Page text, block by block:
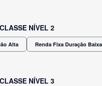
NÍVEL 2
Alta Renda Fixa Duração Baixa
NÍVEL 3